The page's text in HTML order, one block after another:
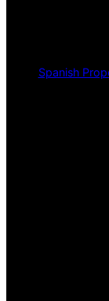
Spanish